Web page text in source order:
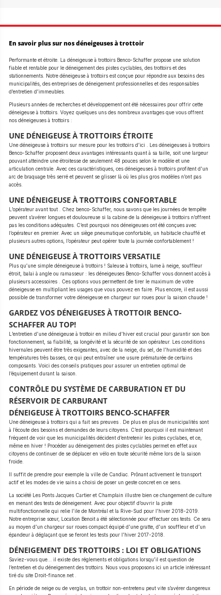
En savoir plus sur nos déneigeuses à trottoir
Performante et étroite. La déneigeuse à trottoirs Benco-Schaffer propose une solution
fiable et rentable pour le déneigement des pistes cyclables, des trottoirs et des
stationnements. Notre déneigeuse à trottoirs est conçue pour répondre aux besoins des
municipalités, des entreprises de déneigement professionnelles et des responsables
d’entretien d’immeubles.
Plusieurs années de recherches et développement ont été nécessaires pour offrir cette
déneigeuse à trottoirs. Voyez quelques uns des nombreux avantages que vous offrent
nos déneigeuses à trottoirs :
UNE DÉNEIGEUSE À TROTTOIRS ÉTROITE
Une déneigeuse à trottoirs sur mesure pour les trottoirs d’ici . Les déneigeuses à trottoirs
Benco-Schaffer proposent deux avantages intéressants quant à sa taille, soit une largeur
pouvant atteindre une étroitesse de seulement 48 pouces selon le modèle et une
articulation centrale. Avec ces caractéristiques, ces déneigeuses à trottoirs profitent d’un
arc de braquage très serré et peuvent se glisser là où les plus gros modèles n’ont pas
accès.
UNE DÉNEIGEUSE À TROTTOIRS CONFORTABLE
L’opérateur avant tout . Chez benco-Schaffer, nous savons que les journées de tempête
peuvent s’avérer longues et douloureuse si la cabine de la déneigeuse à trottoirs n’offrent
pas les conditions adéquates. C’est pourquoi nos déneigeuses ont été conçues avec
l’opérateur en premier. Avec un siège pneumatique confortable, un habitacle chauffé et
plusieurs autres options, l’opérateur peut opérer toute la journée confortablement !
UNE DÉNEIGEUSE À TROTTOIRS VERSATILE
Plus qu’une simple déneigeuse à trottoirs ! Saleuse à trottoirs, lame à neige, souffleur
étroit, balai à angle ou ramasseur : les déneigeuses Benco-Schaffer vous donnent accès à
plusieurs accessoires . Ces options vous permettent de tirer le maximum de votre
déneigeuse en multipliant les usages que vous pouvez en faire. Plus encore, il est aussi
possible de transformer votre déneigeuse en chargeur sur roues pour la saison chaude !
GARDEZ VOS DÉNEIGEUSES À TROTTOIR BENCO-
SCHAFFER AU TOP!
L’entretien d’une déneigeuse à trottoir en milieu d’hiver est crucial pour garantir son bon
fonctionnement, sa fiabilité, sa longévité et la sécurité de son opérateur. Les conditions
hivernales peuvent être très exigeantes, avec de la neige, du sel, de l’humidité et des
températures très basses, ce qui peut entraîner une usure prématurée de certains
composants. Voici des conseils pratiques pour assurer un entretien optimal de
l’équipement durant la saison.
CONTRÔLE DU SYSTÈME DE CARBURATION ET DU
RÉSERVOIR DE CARBURANT
DÉNEIGEUSE À TROTTOIRS BENCO-SCHAFFER
Une déneigeuse à trottoirs qui a fait ses preuves . De plus en plus de municipalités sont
à l’écoute des besoins et demandes de leurs citoyens. C’est pourquoi il est maintenant
fréquent de voir que les municipalités décident d’entretenir les pistes cyclabes, et ce,
même en hiver ! Procéder au déneigement des pistes cyclables permet en effet aux
citoyens de continuer de se déplacer en vélo en toute sécurité même lors de la saison
froide.
Il suffit de prendre pour exemple la ville de Candiac. Prônant activement le transport
actif et les modes de vie sains a choisi de poser un geste concret en ce sens.
La société Les Ponts Jacques Cartier et Champlain illustre bien ce changement de culture
en menant des tests de déneigement. Avec pour objectif d’ouvrir la piste
multifonctionnelle qui relie l’ile de Montréal et la Rive-Sud pour l’hiver 2018-2019.
Notre entreprise sœur, Location Benoit a été sélectionnée pour effectuer ces tests. Ce sera
au moyen d’un chargeur sur roues compact équipé d’une gratte, d’un souffleur et d’un
épandeur à déglaçant que se feront les tests pour l’hiver 2017-2018.
DÉNEIGEMENT DES TROTTOIRS : LOI ET OBLIGATIONS
Saviez-vous que… il existe des réglements et obligations lorsqu’il est question de
l’entretien et du déneigement des trottoirs. Nous vous proposons ici un article intéressant
tiré du site Droit-finance.net .
En période de neige ou de verglas, un trottoir non-entretenu peut vite s’avérer dangereux